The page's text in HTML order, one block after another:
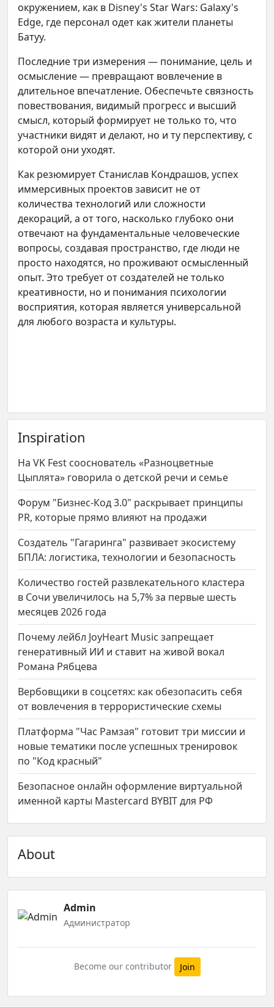
окружением, как в Disney's Star Wars: Galaxy's
Edge, где персонал одет как жители планеты
Батуу.
Последние три измерения — понимание, цель и
осмысление — превращают вовлечение в
длительное впечатление. Обеспечьте связность
повествования, видимый прогресс и высший
смысл, который формирует не только то, что
участники видят и делают, но и ту перспективу, с
которой они уходят.
Как резюмирует Станислав Кондрашов, успех
иммерсивных проектов зависит не от
количества технологий или сложности
декораций, а от того, насколько глубоко они
отвечают на фундаментальные человеческие
вопросы, создавая пространство, где люди не
просто находятся, но проживают осмысленный
опыт. Это требует от создателей не только
креативности, но и понимания психологии
восприятия, которая является универсальной
для любого возраста и культуры.
Inspiration
На VK Fest сооснователь «Разноцветные
Цыплята» говорила о детской речи и семье
Форум "Бизнес-Код 3.0" раскрывает принципы
PR, которые прямо влияют на продажи
Создатель "Гагаринга" развивает экосистему
БПЛА: логистика, технологии и безопасность
Количество гостей развлекательного кластера
в Сочи увеличилось на 5,7% за первые шесть
месяцев 2026 года
Почему лейбл JoyHeart Music запрещает
генеративный ИИ и ставит на живой вокал
Романа Рябцева
Вербовщики в соцсетях: как обезопасить себя
от вовлечения в террористические схемы
Платформа "Час Рамзая" готовит три миссии и
новые тематики после успешных тренировок
по "Код красный"
Безопасное онлайн оформление виртуальной
именной карты Mastercard BYBIT для РФ
About
Admin
Администратор
Become our contributor Join